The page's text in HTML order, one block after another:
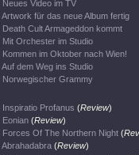
Neues Video im TV
Artwork für das neue Album fertig
Death Cult Armageddon kommt
Mit Orchester im Studio
Kommen im Oktober nach Wien!
Auf dem Weg ins Studio
Norwegischer Grammy
Inspiratio Profanus (Review)
Eonian (Review)
Forces Of The Northern Night (
Abrahadabra (Review)